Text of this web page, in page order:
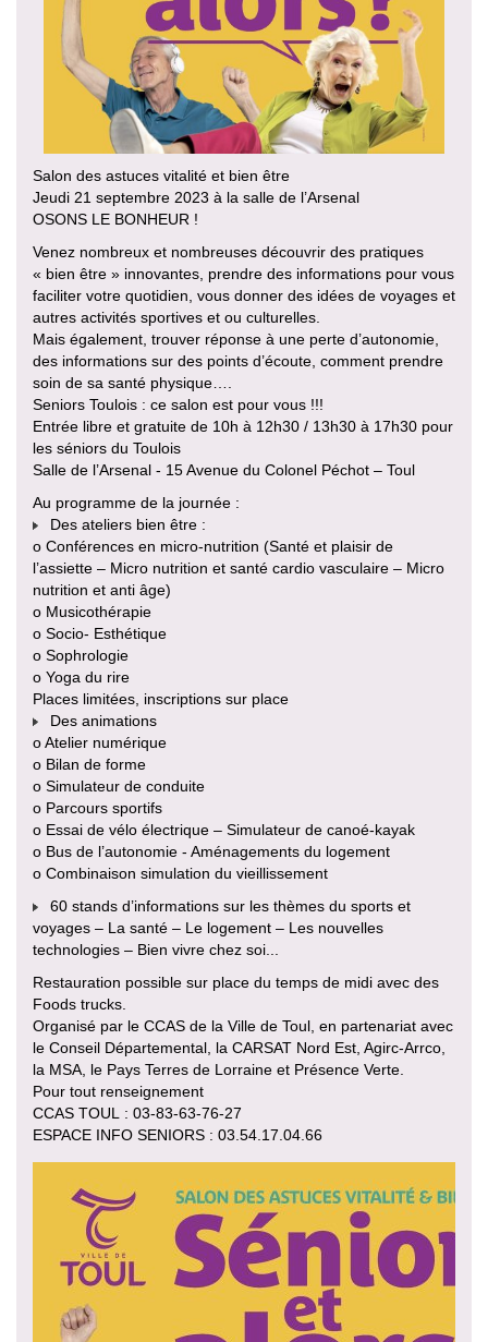
Salon des astuces vitalité et bien être
Jeudi 21 septembre 2023 à la salle de l’Arsenal
OSONS LE BONHEUR !
Venez nombreux et nombreuses découvrir des pratiques
« bien être » innovantes, prendre des informations pour vous
faciliter votre quotidien, vous donner des idées de voyages et
autres activités sportives et ou culturelles.
Mais également, trouver réponse à une perte d’autonomie,
des informations sur des points d’écoute, comment prendre
soin de sa santé physique….
Seniors Toulois : ce salon est pour vous !!!
Entrée libre et gratuite de 10h à 12h30 / 13h30 à 17h30 pour
les séniors du Toulois
Salle de l’Arsenal - 15 Avenue du Colonel Péchot – Toul
Au programme de la journée :
Des ateliers bien être :
o Conférences en micro-nutrition (Santé et plaisir de
l’assiette – Micro nutrition et santé cardio vasculaire – Micro
nutrition et anti âge)
o Musicothérapie
o Socio- Esthétique
o Sophrologie
o Yoga du rire
Places limitées, inscriptions sur place
Des animations
o Atelier numérique
o Bilan de forme
o Simulateur de conduite
o Parcours sportifs
o Essai de vélo électrique – Simulateur de canoé-kayak
o Bus de l’autonomie - Aménagements du logement
o Combinaison simulation du vieillissement
60 stands d’informations sur les thèmes du sports et
voyages – La santé – Le logement – Les nouvelles
technologies – Bien vivre chez soi...
Restauration possible sur place du temps de midi avec des
Foods trucks.
Organisé par le CCAS de la Ville de Toul, en partenariat avec
le Conseil Départemental, la CARSAT Nord Est, Agirc-Arrco,
la MSA, le Pays Terres de Lorraine et Présence Verte.
Pour tout renseignement
CCAS TOUL : 03-83-63-76-27
ESPACE INFO SENIORS : 03.54.17.04.66